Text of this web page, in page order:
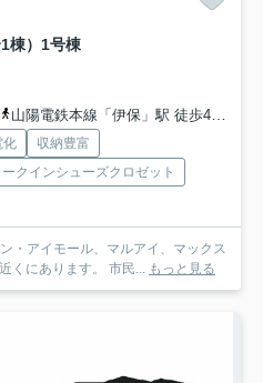
棟）1号棟
山陽電鉄本線「伊保」駅 徒歩46分
化
収納豊富
ークインシューズクロゼット
・アイモール、マルアイ、マックス
くにあります。 市民...
もっと見る